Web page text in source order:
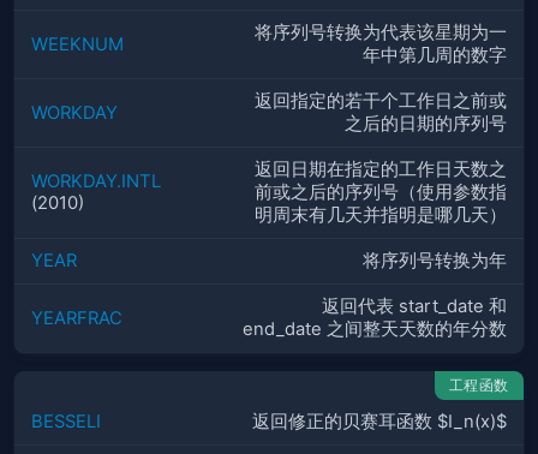
WEEKNUM
将序列号转换为代表该星期为一
年中第几周的数字
WORKDAY
返回指定的若干个工作日之前或
之后的日期的序列号
WORKDAY.INTL
(2010)
返回日期在指定的工作日天数之
前或之后的序列号（使用参数指
明周末有几天并指明是哪几天）
YEAR 将序列号转换为年
YEARFRAC
返回代表 start_date 和
end_date 之间整天天数的年分数
工程函数
BESSELI 返回修正的贝赛耳函数 $I_n(x)$